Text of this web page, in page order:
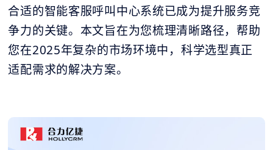
合适的智能客服呼叫中心系统已成为提升服务竞
争力的关键。本文旨在为您梳理清晰路径，帮助
您在2025年复杂的市场环境中，科学选型真正
适配需求的解决方案。